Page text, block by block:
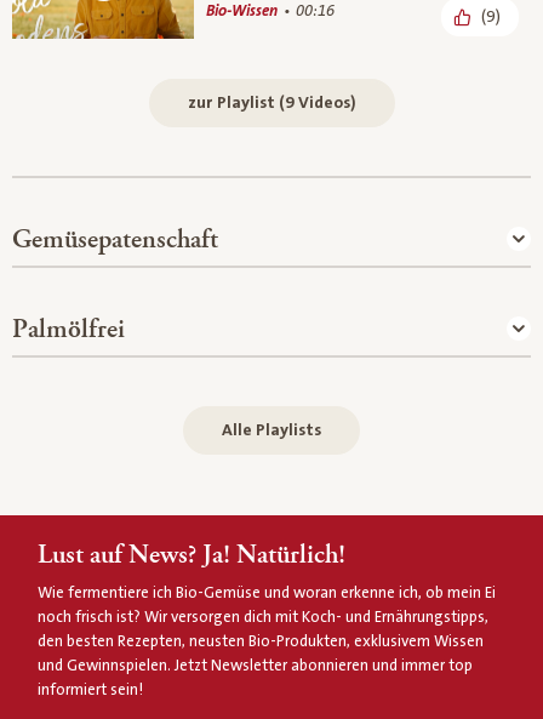
Bio-Wissen 00:16 (9)
zur Playlist (9 Videos)
Gemüsepatenschaft
Palmölfrei
Alle Playlists
Lust auf News? Ja! Natürlich!
Wie fermentiere ich Bio-Gemüse und woran erkenne ich, ob mein Ei
noch frisch ist? Wir versorgen dich mit Koch- und Ernährungstipps,
den besten Rezepten, neusten Bio-Produkten, exklusivem Wissen
und Gewinnspielen. Jetzt Newsletter abonnieren und immer top
informiert sein!